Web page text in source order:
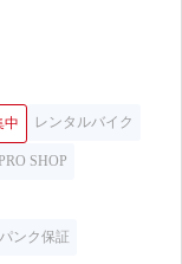
中 レンタルバイク
SHOP
パンク保証